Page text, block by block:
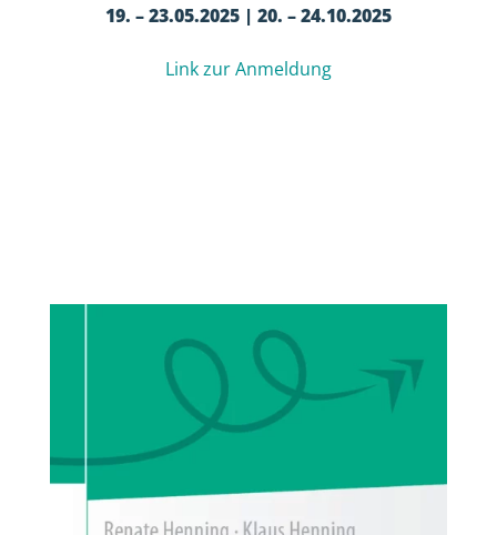
19. – 23.05.2025| 20. – 24.10.2025
Link zur Anmeldung